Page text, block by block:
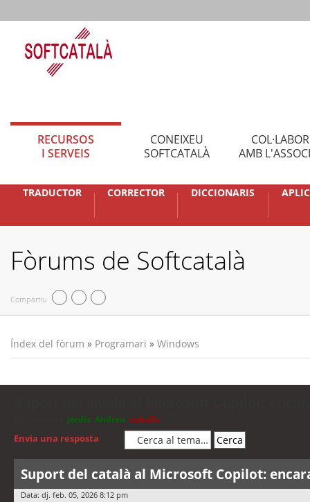
RECURSOS
I SERVEIS
CONEIXEU
SOFTCATALÀ
AMB
TRADUCTOR CORRECTOR DICCIONARIS
Fòrums de Softcatalà
Compartiu
Índex del fòrum » Programari » Windows
jordis Andreu cubells
Envia una resposta
Suport del català al Microsoft Copilot:
Data: dj. feb. 05, 2026 8:12 pm